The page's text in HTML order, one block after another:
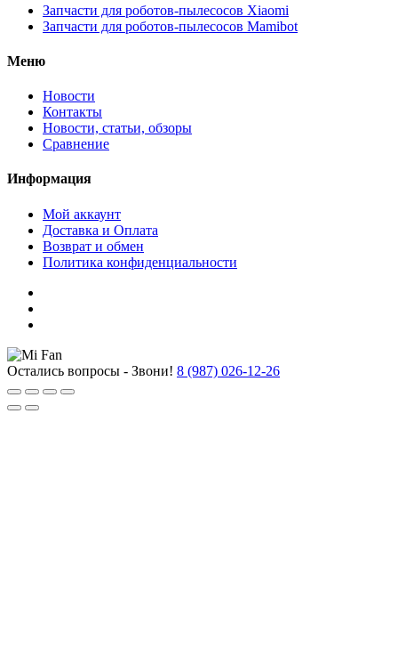
Запчасти для роботов-пылесосов Xiaomi
Запчасти для роботов-пылесосов Mamibot
Меню
Новости
Контакты
Новости, статьи, обзоры
Сравнение
Информация
Мой аккаунт
Доставка и Оплата
Возврат и обмен
Политика конфиденциальности
Остались вопросы - Звони! 8 (987) 026-12-26